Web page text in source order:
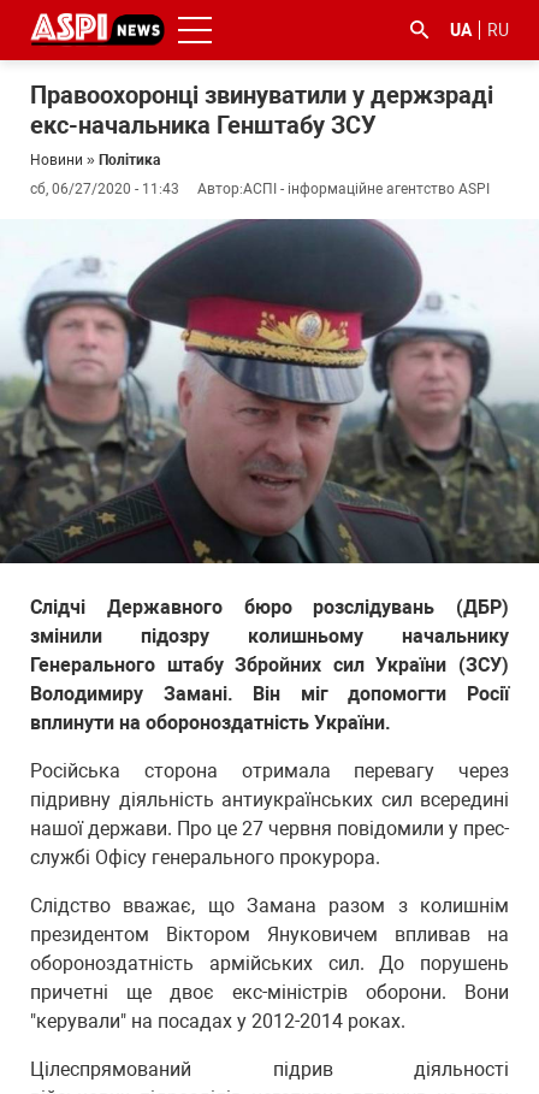
UA RU
Правоохоронці звинуватили у держзраді
екс-начальника Генштабу ЗСУ
Новини » Політика
сб, 06/27/2020 - 11:43
Автор:АСПІ - інформаційне агентство ASPI
Слідчі Державного бюро розслідувань (ДБР)
змінили підозру колишньому начальнику
Генерального штабу Збройних сил України (ЗСУ)
Володимиру Замані. Він міг допомогти Росії
вплинути на обороноздатність України.
Російська сторона отримала перевагу через
підривну діяльність антиукраїнських сил всередині
нашої держави. Про це 27 червня повідомили у прес-
службі Офісу генерального прокурора.
Слідство вважає, що Замана разом з колишнім
президентом Віктором Януковичем впливав на
обороноздатність армійських сил. До порушень
причетні ще двоє екс-міністрів оборони. Вони
"керували" на посадах у 2012-2014 роках.
Цілеспрямований підрив діяльності
#ООС
#боротьба
з
корупцією
#коронавірус